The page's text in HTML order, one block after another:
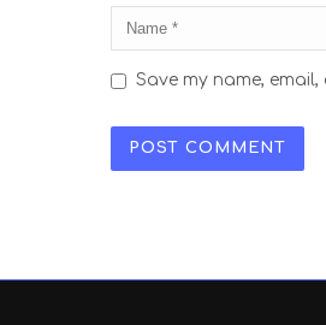
Save my name,